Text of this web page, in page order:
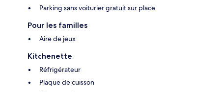
Parking sans voiturier gratuit sur place
Pour les familles
Aire de jeux
Kitchenette
Réfrigérateur
Plaque de cuisson